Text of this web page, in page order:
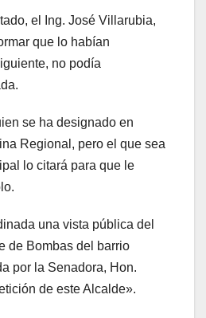
el Ing. José Villarubia,
que lo habían
no podía
se ha designado en
Regional, pero el que sea
lo citará para que le
una vista pública del
de Bombas del barrio
por la Senadora, Hon.
de este Alcalde».